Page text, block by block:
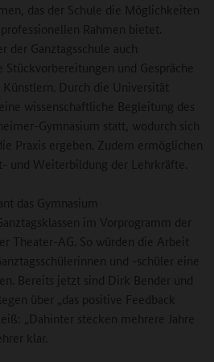
das der Schule die Möglichkeiten
Rahmen bietet.
der Ganztagsschule auch
und Gespräche
Durch die Universität
wissenschaftliche Begleitung des
Gymnasium statt, wodurch sich
Praxis ergeben. Zudem ermöglichen
und Weiterbildung der Lehrkräfte.
das Gymnasium
im Vorprogramm der
Theater-AG. So würden die Arbeit
und -schüler eine
Bereits jetzt sind Dirk Bender und
über „das positive Feedback
„Dahinter stecken mehrere Jahre
klar.